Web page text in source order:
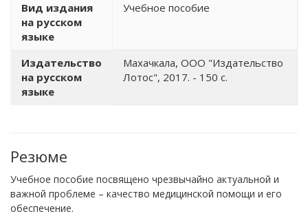
Вид издания
на русском
языке
Учебное пособие
Издательство
на русском
языке
Махачкала, ООО "Издательство
Лотос", 2017. - 150 с.
Резюме
Учебное пособие посвящено чрезвычайно актуальной и
важной проблеме – качество медицинской помощи и его
обеспечение.